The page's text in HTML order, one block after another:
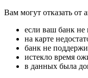
Вам могут отказать от
если ваш банк не
на карте
банк не
истекло время
в данных была